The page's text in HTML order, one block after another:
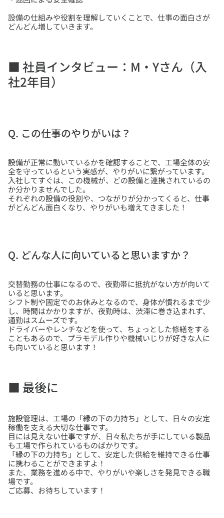
設備の仕組みや役割を理解していくことで、仕事の面白さが
■ 社員インタビュー：M・Yさん（入
社2年目）
Q. この仕事のやりがいは？
設備が正常に動いているかを確認することで、工場全体の安
全を守っているという実感が、やりがいに繋がっています。
入社してすぐは、この機械が、どの設備と連携されているの
か分かりませんでした。
それぞれの設備の役割や、つながりが分かってくると、仕事
Q. どんな人に向いていると思いますか？
交替勤務の仕事になるので、夜勤帯に抵抗がない方が向いて
いると思います。
シフト制や固定でのお休みとなるので、身体が慣れるまで少
し、時間はかかりますが、夜勤時は、渋滞に巻き込まれず、
通勤はスムーズです。
ドライバーやレンチなどを使って、ちょっとした修繕をする
こともあるので、プラモデル作りや機械いじりが好きな人に
■ 最後に
施設管理は、工場の「縁の下の力持ち」として、日々の安定
稼働を支える大切な仕事です。
目には見えない仕事ですが、日々私たちが手にしている製品
も工場で作られているものばかりです。
「縁の下の力持ち」として、安定した供給を維持できる仕事
に携わることができますよ！
また、業務を進める中で、やりがいや楽しさを発見できる職
場です。
ご応募、お待ちしています！